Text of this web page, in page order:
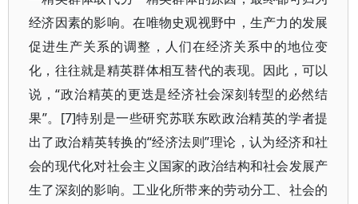
经济因素的影响。在唯物史观视野中，生产力的发展
促进生产关系的调整，人们在经济关系中的地位变
化，往往就是精英群体相互替代的表现。因此，可以
说，“政治精英的更迭是经济社会深刻转型的必然结
果”。[7]特别是一些研究苏联东欧政治精英的学者提
出了政治精英转换的“经济法则”理论，认为经济和社
会的现代化对社会主义国家的政治结构和社会发展产
生了深刻的影响。工业化所带来的劳动分工、社会的